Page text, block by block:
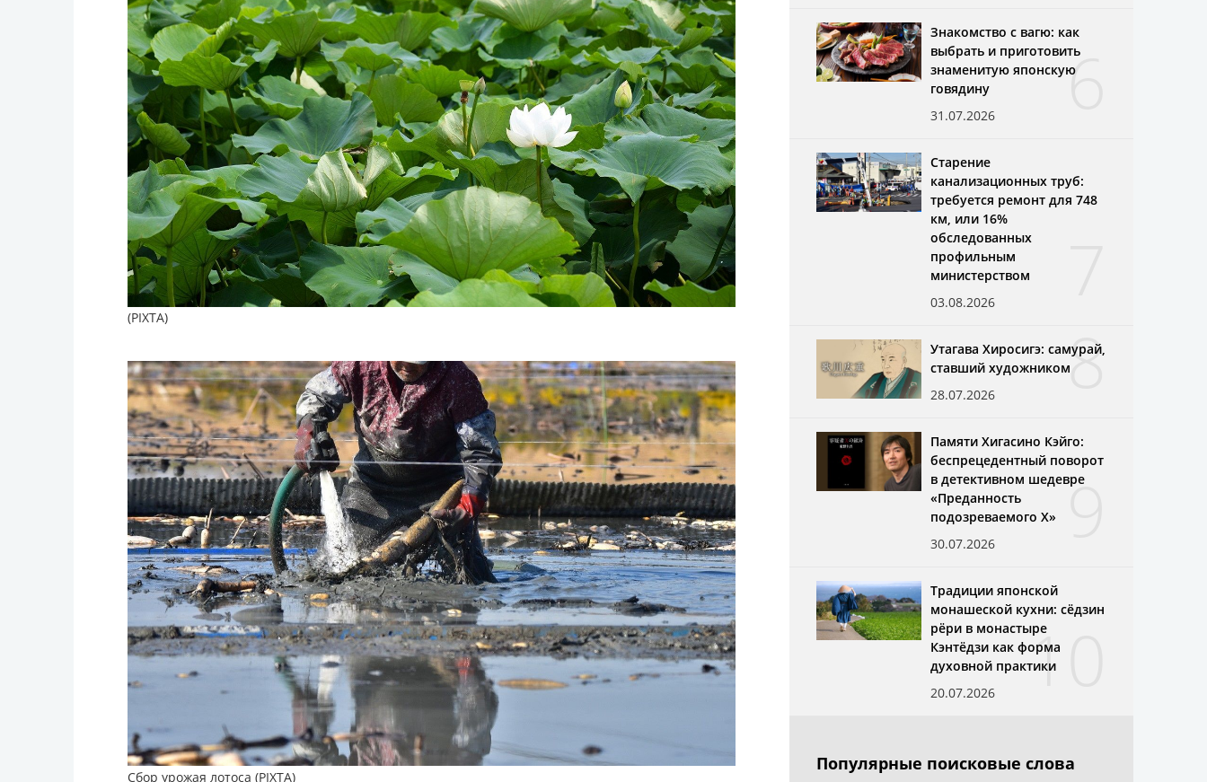
(PIXTA)
Сбор урожая лотоса (PIXTA)
6
Знакомство с вагю: как
выбрать и приготовить
знаменитую японскую
говядину
31.07.2026
Старение
канализационных труб:
требуется ремонт для 748
км, или 16%
обследованных
профильным
министерством
03.08.2026
8
Утагава Хиросигэ: самурай,
ставший художником
28.07.2026
9
Памяти Хигасино Кэйго:
беспрецедентный поворот
в детективном шедевре
«Преданность
подозреваемого X»
30.07.2026
10
Традиции японской
монашеской кухни: сёдзин
рёри в монастыре
Кэнтёдзи как форма
духовной практики
20.07.2026
Популярные поисковые слова